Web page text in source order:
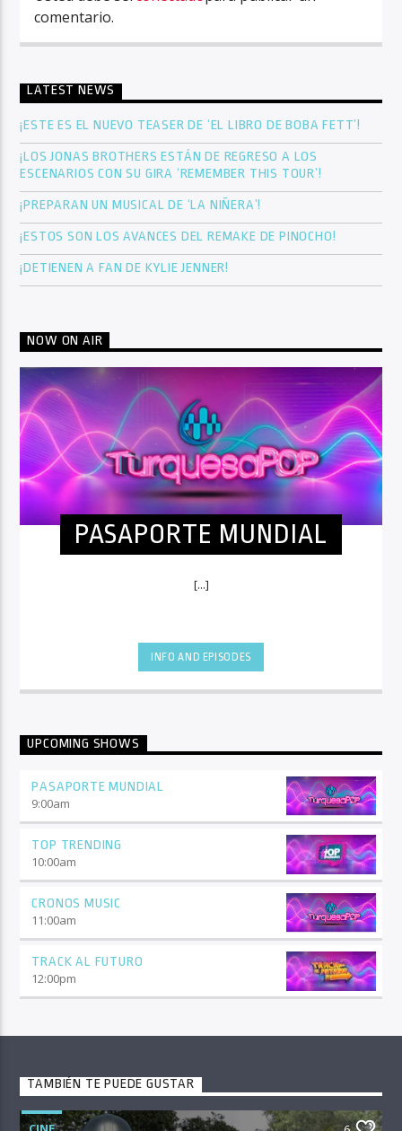
comentario.
LATEST NEWS
¡ESTE ES EL NUEVO TEASER DE ‘EL LIBRO DE BOBA FETT’!
¡LOS JONAS BROTHERS ESTÁN DE REGRESO A LOS
ESCENARIOS CON SU GIRA ‘REMEMBER THIS TOUR’!
¡PREPARAN UN MUSICAL DE ‘LA NIÑERA’!
¡ESTOS SON LOS AVANCES DEL REMAKE DE PINOCHO!
¡DETIENEN A FAN DE KYLIE JENNER!
NOW ON AIR
PASAPORTE MUNDIAL
[...]
INFO AND EPISODES
UPCOMING SHOWS
PASAPORTE MUNDIAL
9:00am
TOP TRENDING
10:00am
CRONOS MUSIC
11:00am
TRACK AL FUTURO
12:00pm
TAMBIÉN TE PUEDE GUSTAR